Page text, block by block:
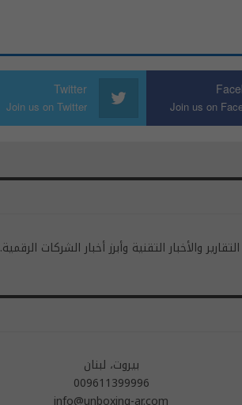
Join us on
Twitter
Join us on Twitter
والأخبار التقنية وأبرز أخبار الشركات الرقمية.
بيروت، لبنان
009611399996